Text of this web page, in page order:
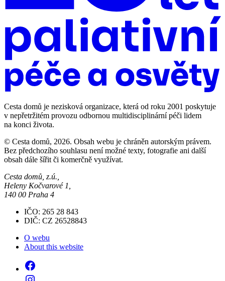
Cesta domů je nezisková organizace, která od roku 2001 poskytuje
v nepřetržitém provozu odbornou multidisciplinární péči lidem
na konci života.
© Cesta domů, 2026. Obsah webu je chráněn autorským právem.
Bez předchozího souhlasu není možné texty, fotografie ani další
obsah dále šířit či komerčně využívat.
Cesta domů, z.ú.,
Heleny Kočvarové 1,
140 00 Praha 4
IČO: 265 28 843
DIČ: CZ 26528843
O webu
About this website